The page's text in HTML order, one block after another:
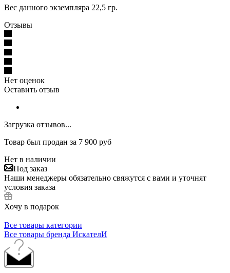
Вес данного экземпляра 22,5 гр.
Отзывы
Нет оценок
Оставить отзыв
Загрузка отзывов...
Товар был продан за 7 900 руб
Нет в наличии
Под заказ
Наши менеджеры обязательно свяжутся с вами и уточнят
условия заказа
Хочу в подарок
Все товары категории
Все товары бренда ИскателИ